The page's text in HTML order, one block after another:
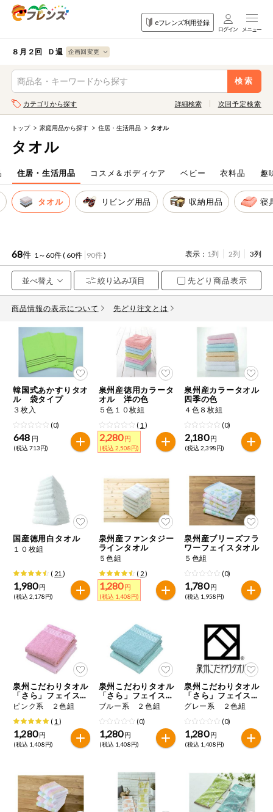
eフレンズ利用登録
ログイン
生協加入はこちら
登録から開始まで
注文番号注文
お気に入り注文
注文履歴注文
WEBカタログ
先着限定から探す
人気カテゴリ
食品から探す
家庭用品から探す
目的から探す
生協独自
自動注文システム登録
自動注文システム登録を確認する
自動注文システム登録を修正する
くらしの定番品（毎週企画）
専門ショップサイト
パルコープ・よどがわ生協のサービス
パルコープ・よどがわ生協の情報サイト
８月２回 Ｄ週
検索
食品
から探す
目的
から探す
果物
野菜
肉・ハム・ソ
ーセージ
魚介・加工品
米・雑穀など
パン・ジャム
豆腐・納豆・
こんにゃく
冷蔵おかず
冷凍食品
ミールキット
など
麺類
レトルト・缶
詰・瓶詰
調味料・だ
し・油・ルー
飲料
酒・ノンアル
コール
切り花・仏花
ティッシュ・
トイレットペ
ーパー
衛生・生理用
品
洗濯・バス・
トイレ用品
果物すべて
カテゴリから探す 詳細検索
検索条件を指定してください。全項目に条件を指定しなくて
も検索できます。
キーワード
キーワードをすべて含む
メーカー名
カテゴリ
特価情報
アレルゲン情報
特定原材料と特定原材料に準ずるものが含まれていない商品
を検索できます。
小麦 卵 乳
落花生 えび かに くるみ
特定原材料に準ずるもの
アーモンド あわび いか
オレンジ カシューナッツ
キウイフルーツ 牛肉
さけ さば ゼラチン 大豆
鶏肉 バナナ 豚肉
マカダミアナッツ やまいも
アレルゲン情報は、商品企画時の情報のため、ご使用前には
必ず商品パッケージの表示をご確認ください。
次回予定検索
トップ 家庭用品から探す 住居・生活用品 タオル
タオル
住居・生活用品 コスメ＆ボディケア ベビー 衣料品 趣
タオル リビング用品 収納用品 寝
68件 1～60件 ( 60件 90件) 表示： 1列 2列 3列
先どり商品表示
商品情報の表示について 先どり注文とは
韓国式あかすりタオ
ル 袋タイプ
３枚入
(0)
648 円
(税込 713円)
泉州産徳用カラータ
オル 洋の色
５色１０枚組
( 1 )
2,280 円
(税込 2,508円)
泉州産カラータオル
四季の色
４色８枚組
(0)
2,180 円
(税込 2,398円)
国産徳用白タオル
１０枚組
( 21 )
1,980 円
(税込 2,178円)
泉州産ファンタジー
ラインタオル
５色組
( 2)
1,280 円
(税込 1,408円)
泉州産ブリーズフラ
ワーフェイスタオル
５色組
(0)
1,780 円
(税込 1,958円)
泉州こだわりタオル
「さら」フェイスタ
オル
ピンク系 ２色組
( 1 )
1,280 円
(税込 1,408円)
泉州こだわりタオル
「さら」フェイスタ
オル
ブルー系 ２色組
(0)
1,280 円
(税込 1,408円)
泉州こだわりタオル
「さら」フェイスタ
オル
グレー系 ２色組
(0)
1,280 円
(税込 1,408円)